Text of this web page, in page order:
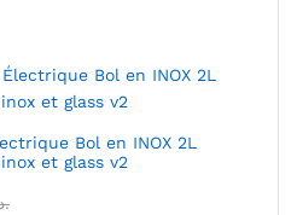
Bol en INOX 2L
et glass v2
د.م.